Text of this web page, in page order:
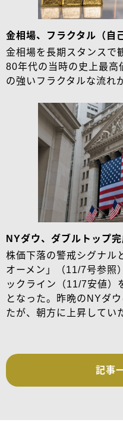
金相場、フラクタル（自
金相場を長期スタンスで
80年代の当時の史上最高
の強いフラクタルな流れ
NYダウ、ダブルトップ
株価下落の警戒シグナル
オーメン」（11/7号参照
ックライン（11/7安値）
となった。昨晩のNYダ
たが、朝方に上昇してい
記事